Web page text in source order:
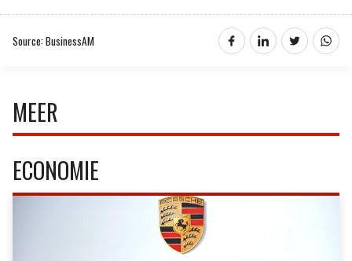
Source: BusinessAM
MEER
ECONOMIE